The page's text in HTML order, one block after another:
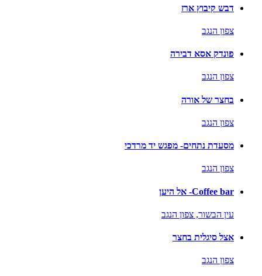
דבש קיבוץ ארז
צפון הנגב
פונדק אסא דבירה
צפון הנגב
בחצר של אורה
צפון הנגב
מסעדת נתחים- מפגש יד מרדכי
צפון הנגב
Coffee bar- אל היען
עין הבשור, צפון הנגב
אצל סיגלית בחצר
צפון הנגב